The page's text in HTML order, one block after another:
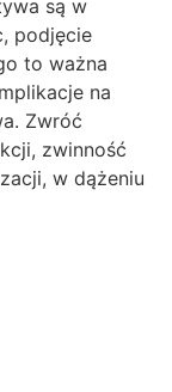
są w
podjęcie
to ważna
na
Zwróć
zwinność
w dążeniu